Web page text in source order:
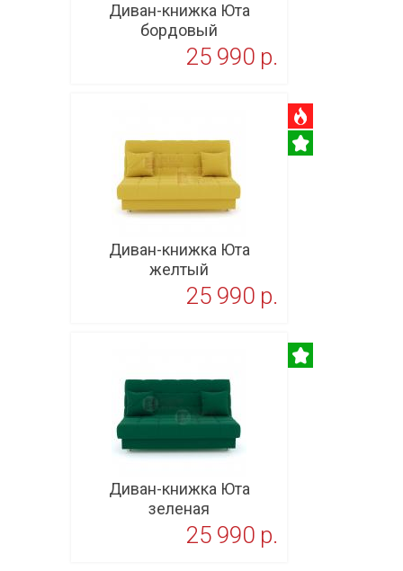
Диван-книжка Юта
бордовый
25 990 p.
Диван-книжка Юта
желтый
25 990 p.
Диван-книжка Юта
зеленая
25 990 p.